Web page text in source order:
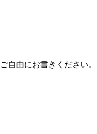
自由にお書きください。